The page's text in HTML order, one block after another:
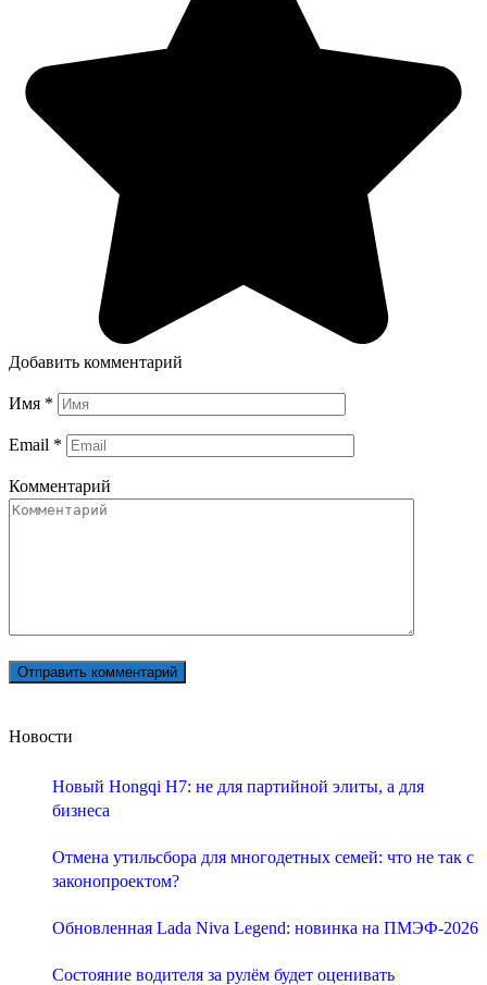
Добавить комментарий
Имя *
Email *
Комментарий
Новости
Новый Hongqi H7: не для партийной элиты, а для
бизнеса
Отмена утильсбора для многодетных семей: что не так с
законопроектом?
Обновленная Lada Niva Legend: новинка на ПМЭФ-2026
Состояние водителя за рулём будет оценивать